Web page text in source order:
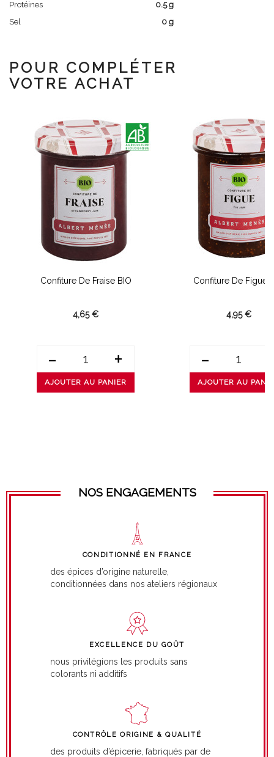
Protéines
0.5 g
Sel
0 g
POUR COMPLÉTER
VOTRE ACHAT
Confiture De Fraise BIO
4,65 €
- +
AJOUTER AU PANIER
Confiture De Figue
4,95 €
-
AJOUTER AU
NOS ENGAGEMENTS
CONDITIONNÉ EN FRANCE
des épices d’origine naturelle,
conditionnées dans nos ateliers régionaux
EXCELLENCE DU GOÛT
nous privilégions les produits sans
colorants ni additifs
CONTRÔLE ORIGINE & QUALITÉ
des produits d’épicerie, fabriqués par de